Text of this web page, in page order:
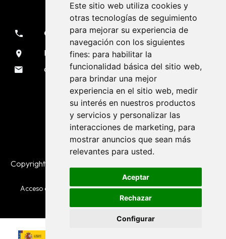
Este sitio web utiliza cookies y
otras tecnologías de seguimiento
para mejorar su experiencia de
navegación con los siguientes
fines: para habilitar la
funcionalidad básica del sitio web,
para brindar una mejor
experiencia en el sitio web, medir
su interés en nuestros productos
y servicios y personalizar las
interacciones de marketing, para
mostrar anuncios que sean más
relevantes para usted.
Aceptar
Rechazar
Configurar
Contacto
981 133 051
Rúa Sendeiro, 7 Liáns - A Coruña
oficina@voladurascarmona.es
Siguenos en RRSS
Copyright © Voladuras Carmona. 2026 todos los derechos
reservados
Acceso al canal de denuncias: código de empresa6QUG6R